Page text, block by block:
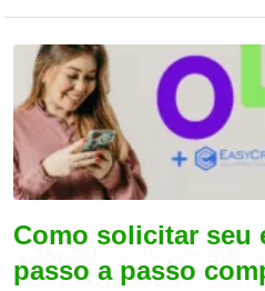
Como solicitar seu
passo a passo